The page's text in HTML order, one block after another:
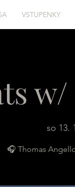
VSTUPENKY
so 13.
🎧 Thomas